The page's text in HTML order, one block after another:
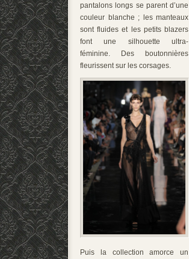
pantalons longs se parent d’une
couleur blanche ; les manteaux
sont fluides et les petits blazers
font une silhouette ultra-
féminine. Des boutonnières
fleurissent sur les corsages.
Puis la collection amorce un